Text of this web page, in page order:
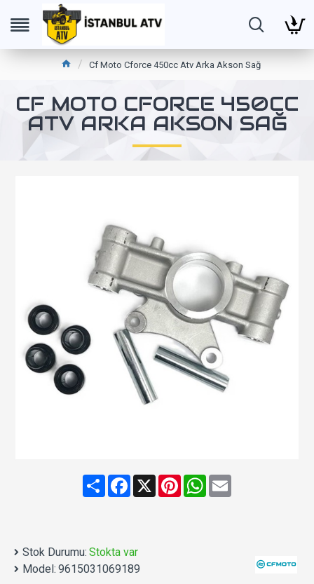
Cf Moto Cforce 450cc Atv Arka Akson Sağ
CF MOTO CFORCE 450CC
ATV ARKA AKSON SAĞ
ShareFacebook
X PinterestWhatsApp
Email
Stok Durumu: Stokta var
Model: 9615031069189